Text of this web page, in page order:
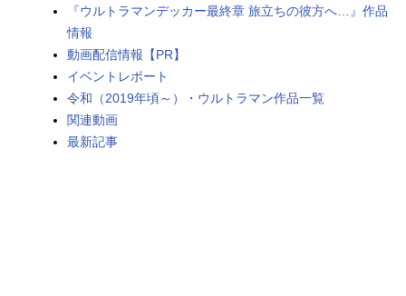
男性声優/女性声優一覧
FOLLOW US
『ウルトラマンデッカー最終章 旅立ちの彼方へ…』作品
情報
動画配信情報【PR】
イベントレポート
令和（2019年頃～）・ウルトラマン作品一覧
関連動画
最新記事